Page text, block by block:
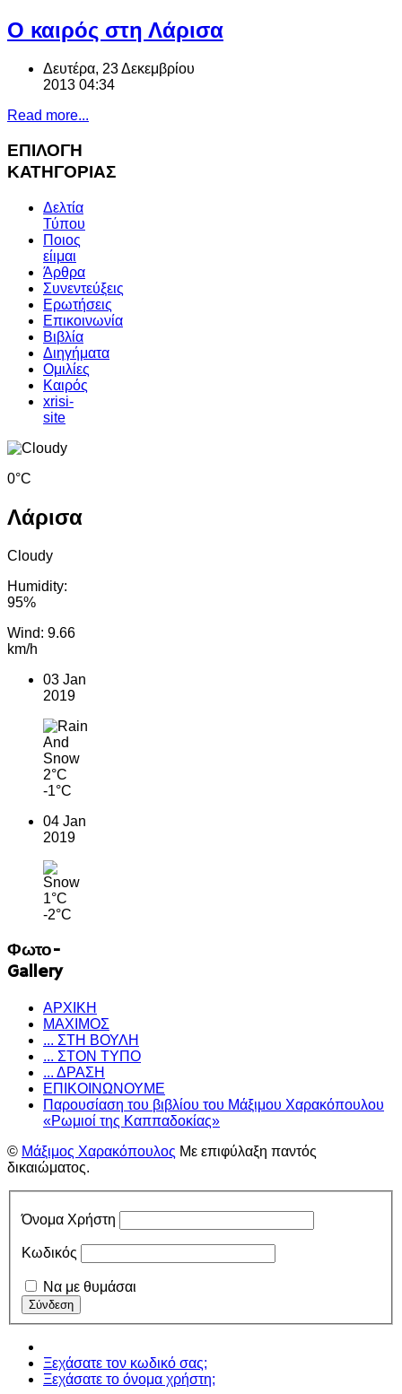
Ο καιρός στη Λάρισα
Δευτέρα, 23 Δεκεμβρίου
2013 04:34
Read more...
ΕΠΙΛΟΓΗ
ΚΑΤΗΓΟΡΙΑΣ
Δελτία
Τύπου
Ποιος
είιμαι
Άρθρα
Συνεντεύξεις
Ερωτήσεις
Επικοινωνία
Βιβλία
Διηγήματα
Ομιλίες
Καιρός
xrisi-
site
0°C
Λάρισα
Cloudy
Humidity:
95%
Wind: 9.66
km/h
03 Jan
2019
2°C
-1°C
04 Jan
2019
1°C
-2°C
Φωτο-
Gallery
ΑΡΧΙΚΗ
ΜΑΧΙΜΟΣ
... ΣΤΗ ΒΟΥΛΗ
... ΣΤΟΝ ΤΥΠΟ
... ΔΡΑΣΗ
ΕΠΙΚΟΙΝΩΝΟΥΜΕ
Παρουσίαση του βιβλίου του Μάξιμου Χαρακόπουλου
«Ρωμιοί της Καππαδοκίας»
© Μάξιμος Χαρακόπουλος Με επιφύλαξη παντός
δικαιώματος.
Όνομα Χρήστη
Κωδικός
Να με θυμάσαι
Ξεχάσατε τον κωδικό σας;
Ξεχάσατε το όνομα χρήστη;